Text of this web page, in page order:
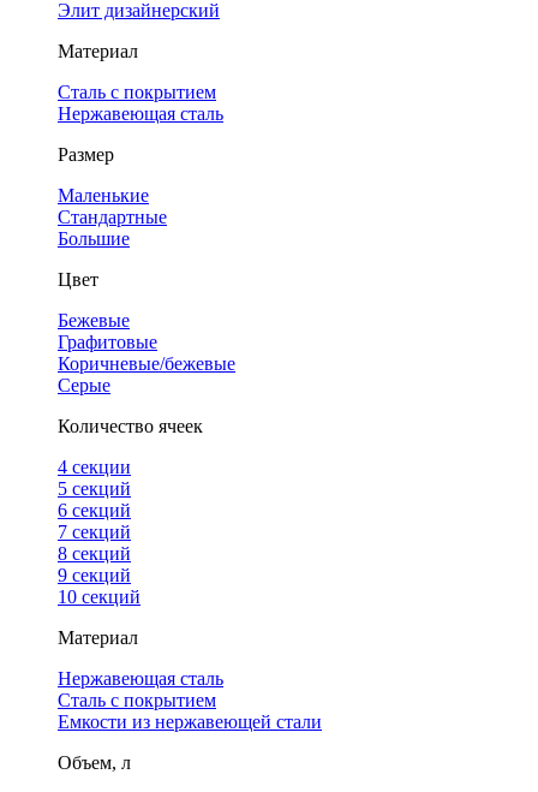
Элит дизайнерский
Материал
Сталь с покрытием
Нержавеющая сталь
Размер
Маленькие
Стандартные
Большие
Цвет
Бежевые
Графитовые
Коричневые/бежевые
Серые
Количество ячеек
4 cекции
5 секций
6 секций
7 секций
8 секций
9 секций
10 секций
Материал
Нержавеющая сталь
Сталь с покрытием
Емкости из нержавеющей стали
Объем, л